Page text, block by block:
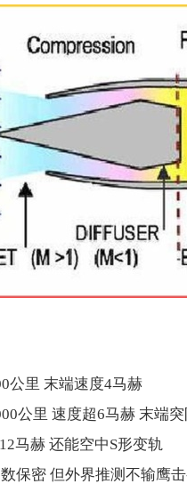
公里 末端速度4马赫
公里 速度超6马赫 末端
马赫 还能空中S形变轨
数保密 但外界推测不输鹰击